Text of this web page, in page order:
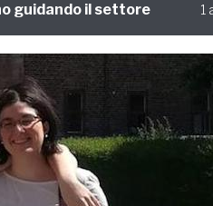
il settore 1 annofa